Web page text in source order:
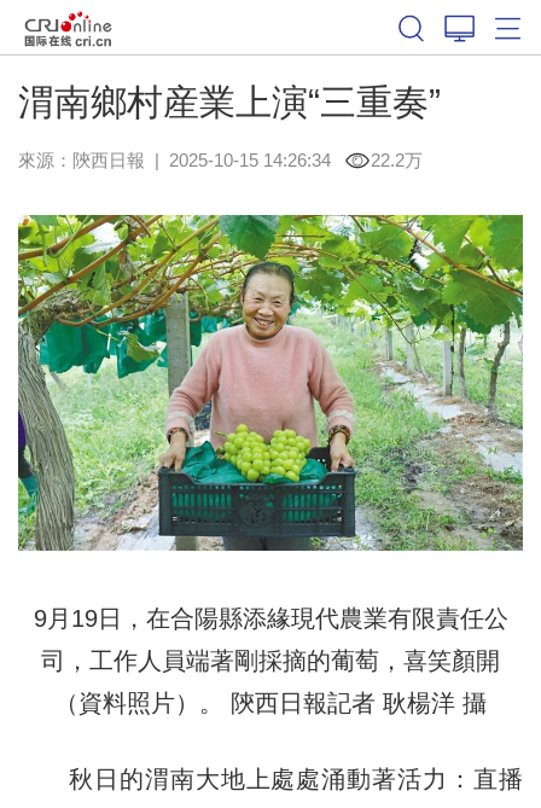
渭南鄉村産業上演“三重奏”
來源： 陝西日報 | 2025-10-15 14:26:34 22.2万
9月19日，在合陽縣添緣現代農業有限責任公
司，工作人員端著剛採摘的葡萄，喜笑顏開
（資料照片）。 陝西日報記者 耿楊洋 攝
秋日的渭南大地上處處涌動著活力：直播